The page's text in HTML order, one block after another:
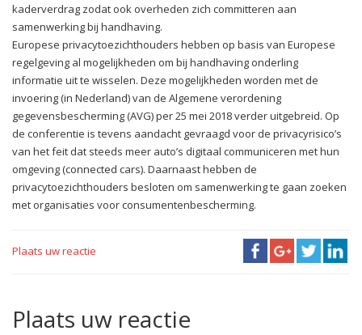
kaderverdrag zodat ook overheden zich committeren aan
samenwerking bij handhaving.
Europese privacytoezichthouders hebben op basis van Europese
regelgeving al mogelijkheden om bij handhaving onderling
informatie uit te wisselen. Deze mogelijkheden worden met de
invoering (in Nederland) van de Algemene verordening
gegevensbescherming (AVG) per 25 mei 2018 verder uitgebreid. Op
de conferentie is tevens aandacht gevraagd voor de privacyrisico’s
van het feit dat steeds meer auto’s digitaal communiceren met hun
omgeving (connected cars). Daarnaast hebben de
privacytoezichthouders besloten om samenwerking te gaan zoeken
met organisaties voor consumentenbescherming.
Plaats uw reactie
Plaats uw reactie